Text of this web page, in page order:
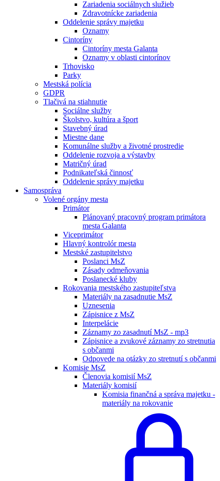
Zariadenia sociálnych služieb
Zdravotnícke zariadenia
Oddelenie správy majetku
Oznamy
Cintoríny
Cintoríny mesta Galanta
Oznamy v oblasti cintorínov
Trhovisko
Parky
Mestská polícia
GDPR
Tlačivá na stiahnutie
Sociálne služby
Školstvo, kultúra a šport
Stavebný úrad
Miestne dane
Komunálne služby a životné prostredie
Oddelenie rozvoja a výstavby
Matričný úrad
Podnikateľská činnosť
Oddelenie správy majetku
Samospráva
Volené orgány mesta
Primátor
Plánovaný pracovný program primátora
mesta Galanta
Viceprimátor
Hlavný kontrolór mesta
Mestské zastupitelstvo
Poslanci MsZ
Zásady odmeňovania
Poslanecké kluby
Rokovania mestského zastupiteľstva
Materiály na zasadnutie MsZ
Uznesenia
Zápisnice z MsZ
Interpelácie
Záznamy zo zasadnutí MsZ - mp3
Zápisnice a zvukové záznamy zo stretnutia
s občanmi
Odpovede na otázky zo stretnutí s občanmi
Komisie MsZ
Členovia komisií MsZ
Materiály komisií
Komisia finančná a správa majetku -
materiály na rokovanie